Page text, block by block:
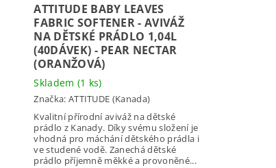
ATTITUDE BABY LEAVES
FABRIC SOFTENER - AVIVÁŽ
NA DĚTSKÉ PRÁDLO 1,04L
(40DÁVEK) - PEAR NECTAR
(ORANŽOVÁ)
Skladem (1 ks)
Značka: ATTITUDE (Kanada)
Kvalitní přírodní aviváž na dětské
prádlo z Kanady. Díky svému složení je
vhodná pro máchání dětského prádla i
ve studené vodě. Zanechá dětské
prádlo příjemně měkké a provoněné...